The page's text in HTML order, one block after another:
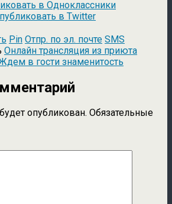
Pin Отпр. по эл. почте SMS
Онлайн трансляция из приюта
в гости знаменитость
опубликован. Обязательные